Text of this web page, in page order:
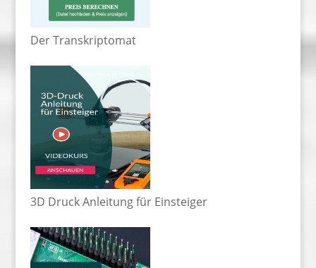
Der Transkriptomat
3D Druck Anleitung für Einsteiger